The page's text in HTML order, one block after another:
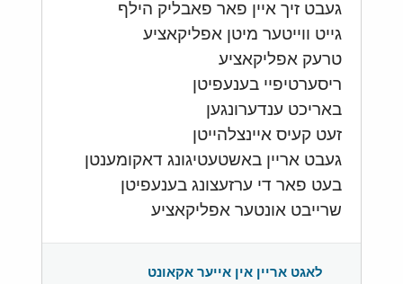
געבט זיך איין פאר פאבליק הילף
גייט ווייטער מיטן אפליקאציע
טרעק אפליקאציע
ריסערטיפיי בענעפיטן
באריכט ענדערונגען
זעט קעיס איינצלהייטן
געבט אריין באשטעטיגונג דאקומענטן
בעט פאר די ערזעצונג בענעפיטן
שרייבט אונטער אפליקאציע
לאגט אריין אין אייער אקאונט